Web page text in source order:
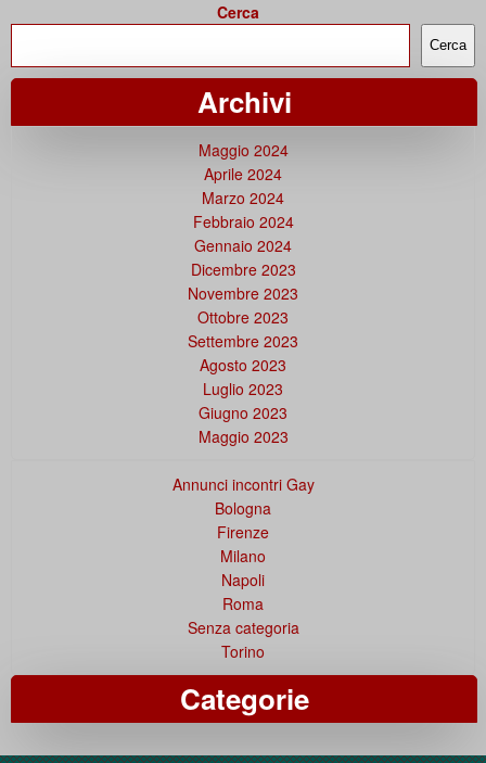
Cerca
Cerca
Archivi
Maggio 2024
Aprile 2024
Marzo 2024
Febbraio 2024
Gennaio 2024
Dicembre 2023
Novembre 2023
Ottobre 2023
Settembre 2023
Agosto 2023
Luglio 2023
Giugno 2023
Maggio 2023
Annunci incontri Gay
Bologna
Firenze
Milano
Napoli
Roma
Senza categoria
Torino
Categorie